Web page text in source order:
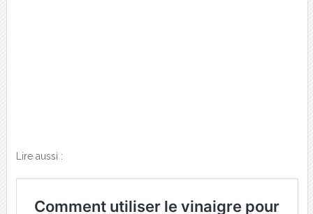
Lire aussi :